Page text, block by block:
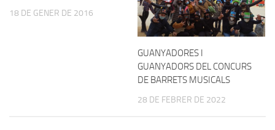
18 DE GENER DE 2016
GUANYADORES I
GUANYADORS DEL CONCURS
DE BARRETS MUSICALS
28 DE FEBRER DE 2022